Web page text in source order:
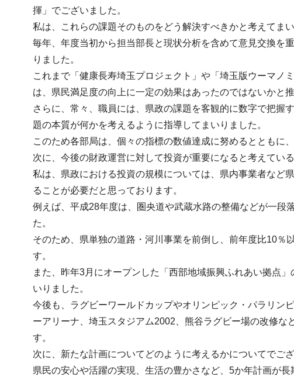
揮」でございました。
私は、これらの課題そのものをどう解決すべきかと考えてまい
毎年、年度当初から担当部長と現状分析を含めて意見交換を
りました。
これまで「健康長寿埼玉プロジェクト」や「埼玉版ウーマノ
は、県民満足度の向上に一定の効果はあったのではないかと
さらに、常々、職員には、県政の課題を客観的に数字で把握
題の本質が何かを考えるように指導してまいりました。
このため各部局は、個々の指標の数値達成に努めるとともに
次に、今後の財政運営に対して投資が重要になると考えてい
私は、県政における投資の規模については、県内事業者など
ることが必要だと思っております。
例えば、平成28年度は、圏央道や武蔵水路の整備などが一段
た。
そのため、県単独の道路・河川事業を前倒し、前年度比10％
す。
また、昨年3月にオープンした「西部地域振興ふれあい拠点
いりました。
今後も、ラグビーワールドカップやオリンピック・パラリン
ーアリーナ、埼玉スタジアム2002、熊谷ラグビー場の改修
す。
次に、新たな計画についてどのように考えるかについてでござ
県民の安心や活躍の実現、生活の豊かさなど、5か年計画が